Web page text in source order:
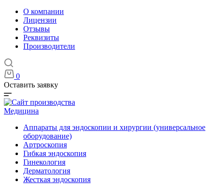
О компании
Лицензии
Отзывы
Реквизиты
Производители
0
Оставить заявку
Медицина
Аппараты для эндоскопии и хирургии (универсальное
оборудование)
Артроскопия
Гибкая эндоскопия
Гинекология
Дерматология
Жесткая эндоскопия